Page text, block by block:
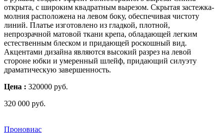
открыта, с широким квадратным вырезом. Скрытая застежка-
молния расположена на левом боку, обеспечивая чистоту
линий. Платье изготовлено из гладкой, плотной,
непрозрачной матовой ткани крепа, обладающей легким
естественным блеском и придающей роскошный вид.
Акцентами дизайна являются высокий разрез на левой
стороне юбки и умеренный шлейф, придающий силуэту
драматическую завершенность.
Цена : 320000 руб.
320 000 руб.
Проновиас